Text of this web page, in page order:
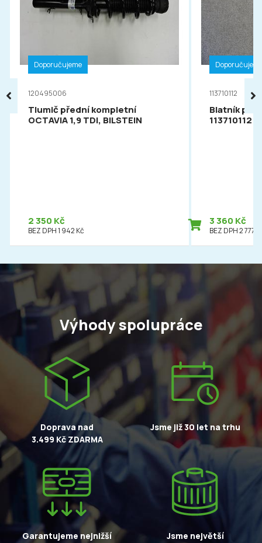
Doporučujeme
120495006
Tlumič přední kompletní
OCTAVIA 1,9 TDI, BILSTEIN
2 350 Kč
BEZ DPH 1 942 Kč
113710112
Blatník
113710112
3 360 Kč
BEZ DPH 2 777
Výhody spolupráce
Doprava nad
3.499 Kč ZDARMA
Jsme již 30 let na trhu
Garantujeme nejnižší
Jsme největší